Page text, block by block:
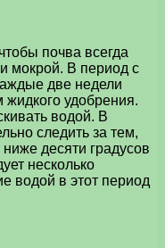
почва всегда
мокрой. В период с
две недели
жидкого удобрения.
водой. В
следить за тем,
десяти градусов
несколько
водой в этот период